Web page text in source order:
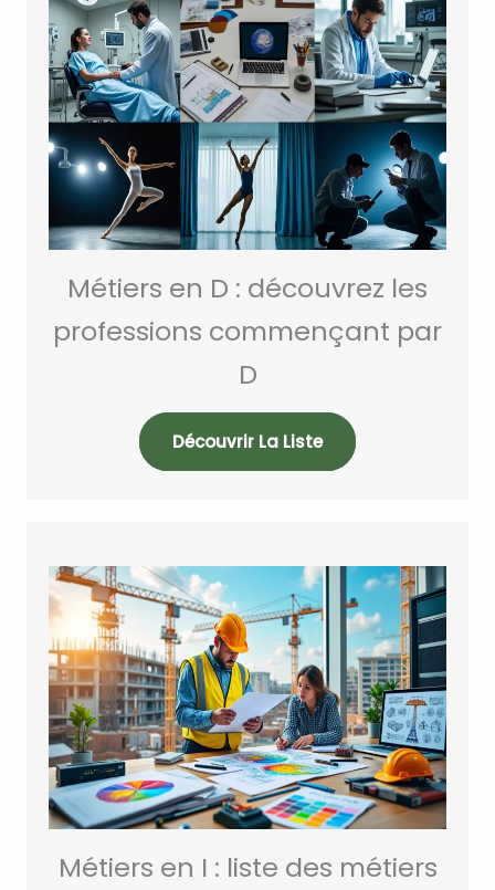
Métiers en D : découvrez les
professions commençant par
D
Découvrir La Liste
Métiers en I : liste des métiers